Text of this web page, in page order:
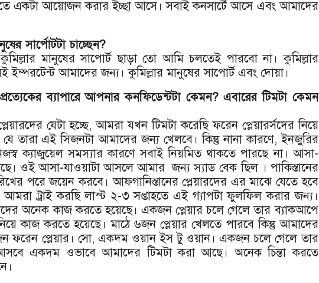
একটা আয়োজন করার ইচ্ছা আসে। সবাই কনসার্টে আসে এবং আমাদের
সার্পোটটা চাচ্ছেন?
মানুষের সাপোর্ট ছাড়া তো আমি চলতেই পারবো না। কুমিল্লার
ইম্পরটেন্ট আমাদের জন্য। কুমিল্লার মানুষের সাপোর্ট এবং দোয়া।
প্রত্যেকের ব্যাপারে আপনার কনফিডেন্টটা কেমন? এবারের টিমটা কেমন
যেটা হচ্ছে, আমরা যখন টিমটা করেছি ফরেন প্লেয়ারর্সদের নিয়ে
যে তারা এই সিজনটা আমাদের জন্য খেলবে। কিন্তু নানা কারণে, ইনজুরির
ক্যাজুয়েল সমস্যার কারণে সবাই নিয়মিত থাকতে পারছে না। আসা-
ওই আসা-যাওয়াটা আসলে আমার জন্য স্যাড বেক ছিল । পাকিস্তানের
পরে জয়েন করবে। আফগানিস্তানের প্লেয়ারদের এর মাঝে যেতে হবে
আমরা ট্রাই করছি লাস্ট ২-৩ সপ্তাহতে এই গ্যাপটা ফুলফিল করার জন্য।
অনেক কাজ করতে হয়েছে। একজন প্লেয়ার চলে গেলে তার ব্যাকআপে
কাজ করতে হয়েছে। মাঠে ৬জন প্লেয়ার খেলতে পারবে কিন্তু আমাদের
ফরেন প্লেয়ার। সো, একদম ওয়ান ইস টু ওয়ান। একজন চলে গেলে তার
একদম ওভাবে আমাদের টিমটা করা আছে। অনেক চিন্তা করতে